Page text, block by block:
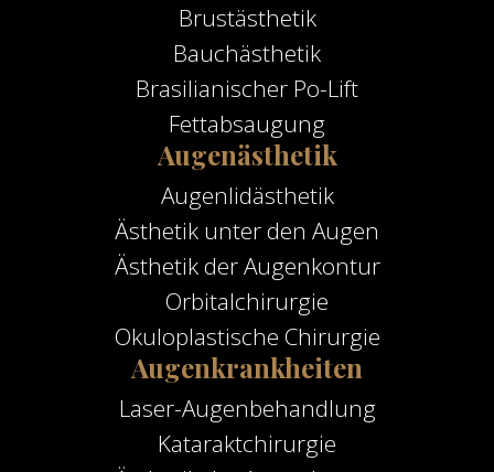
Brustästhetik
Bauchästhetik
Brasilianischer Po-Lift
Fettabsaugung
Augenästhetik
Augenlidästhetik
Ästhetik unter den Augen
Ästhetik der Augenkontur
Orbitalchirurgie
Okuloplastische Chirurgie
Augenkrankheiten
Laser-Augenbehandlung
Kataraktchirurgie